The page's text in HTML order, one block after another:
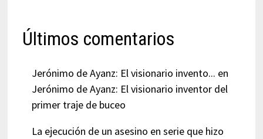
Últimos comentarios
Jerónimo de Ayanz: El visionario invento... en
Jerónimo de Ayanz: El visionario inventor del
primer traje de buceo
La ejecución de un asesino en serie que hizo